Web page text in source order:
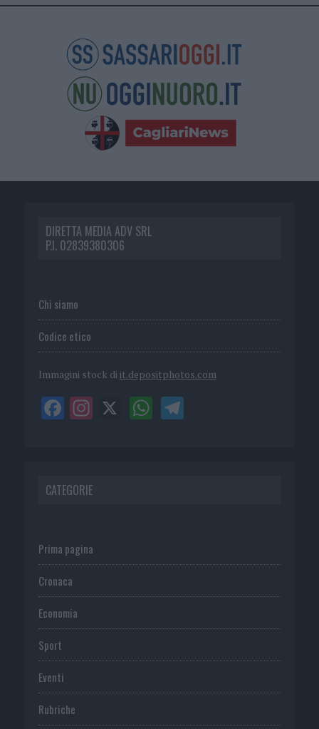
DIRETTA MEDIA ADV SRL
P.I. 02839380306
Chi siamo
Codice etico
Immagini stock di it.depositphotos.com
CATEGORIE
Prima pagina
Cronaca
Economia
Sport
Eventi
Rubriche